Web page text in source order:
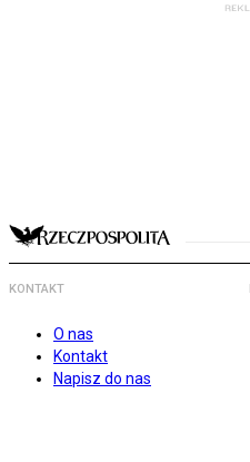
KONTAKT
O nas
Kontakt
Napisz do nas